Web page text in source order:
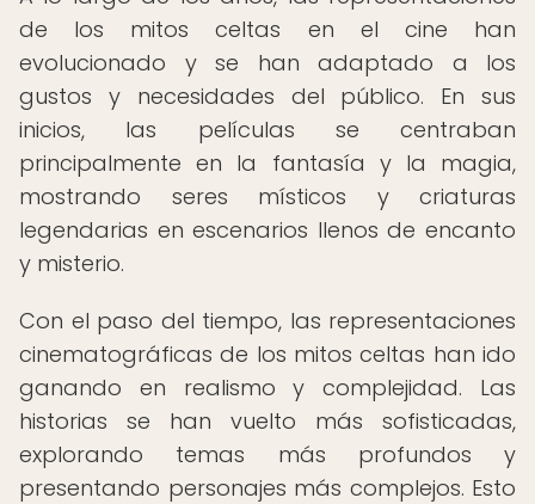
de los mitos celtas en el cine han
evolucionado y se han adaptado a los
gustos y necesidades del público. En sus
inicios, las películas se centraban
principalmente en la fantasía y la magia,
mostrando seres místicos y criaturas
legendarias en escenarios llenos de encanto
y misterio.
Con el paso del tiempo, las representaciones
cinematográficas de los mitos celtas han ido
ganando en realismo y complejidad. Las
historias se han vuelto más sofisticadas,
explorando temas más profundos y
presentando personajes más complejos. Esto